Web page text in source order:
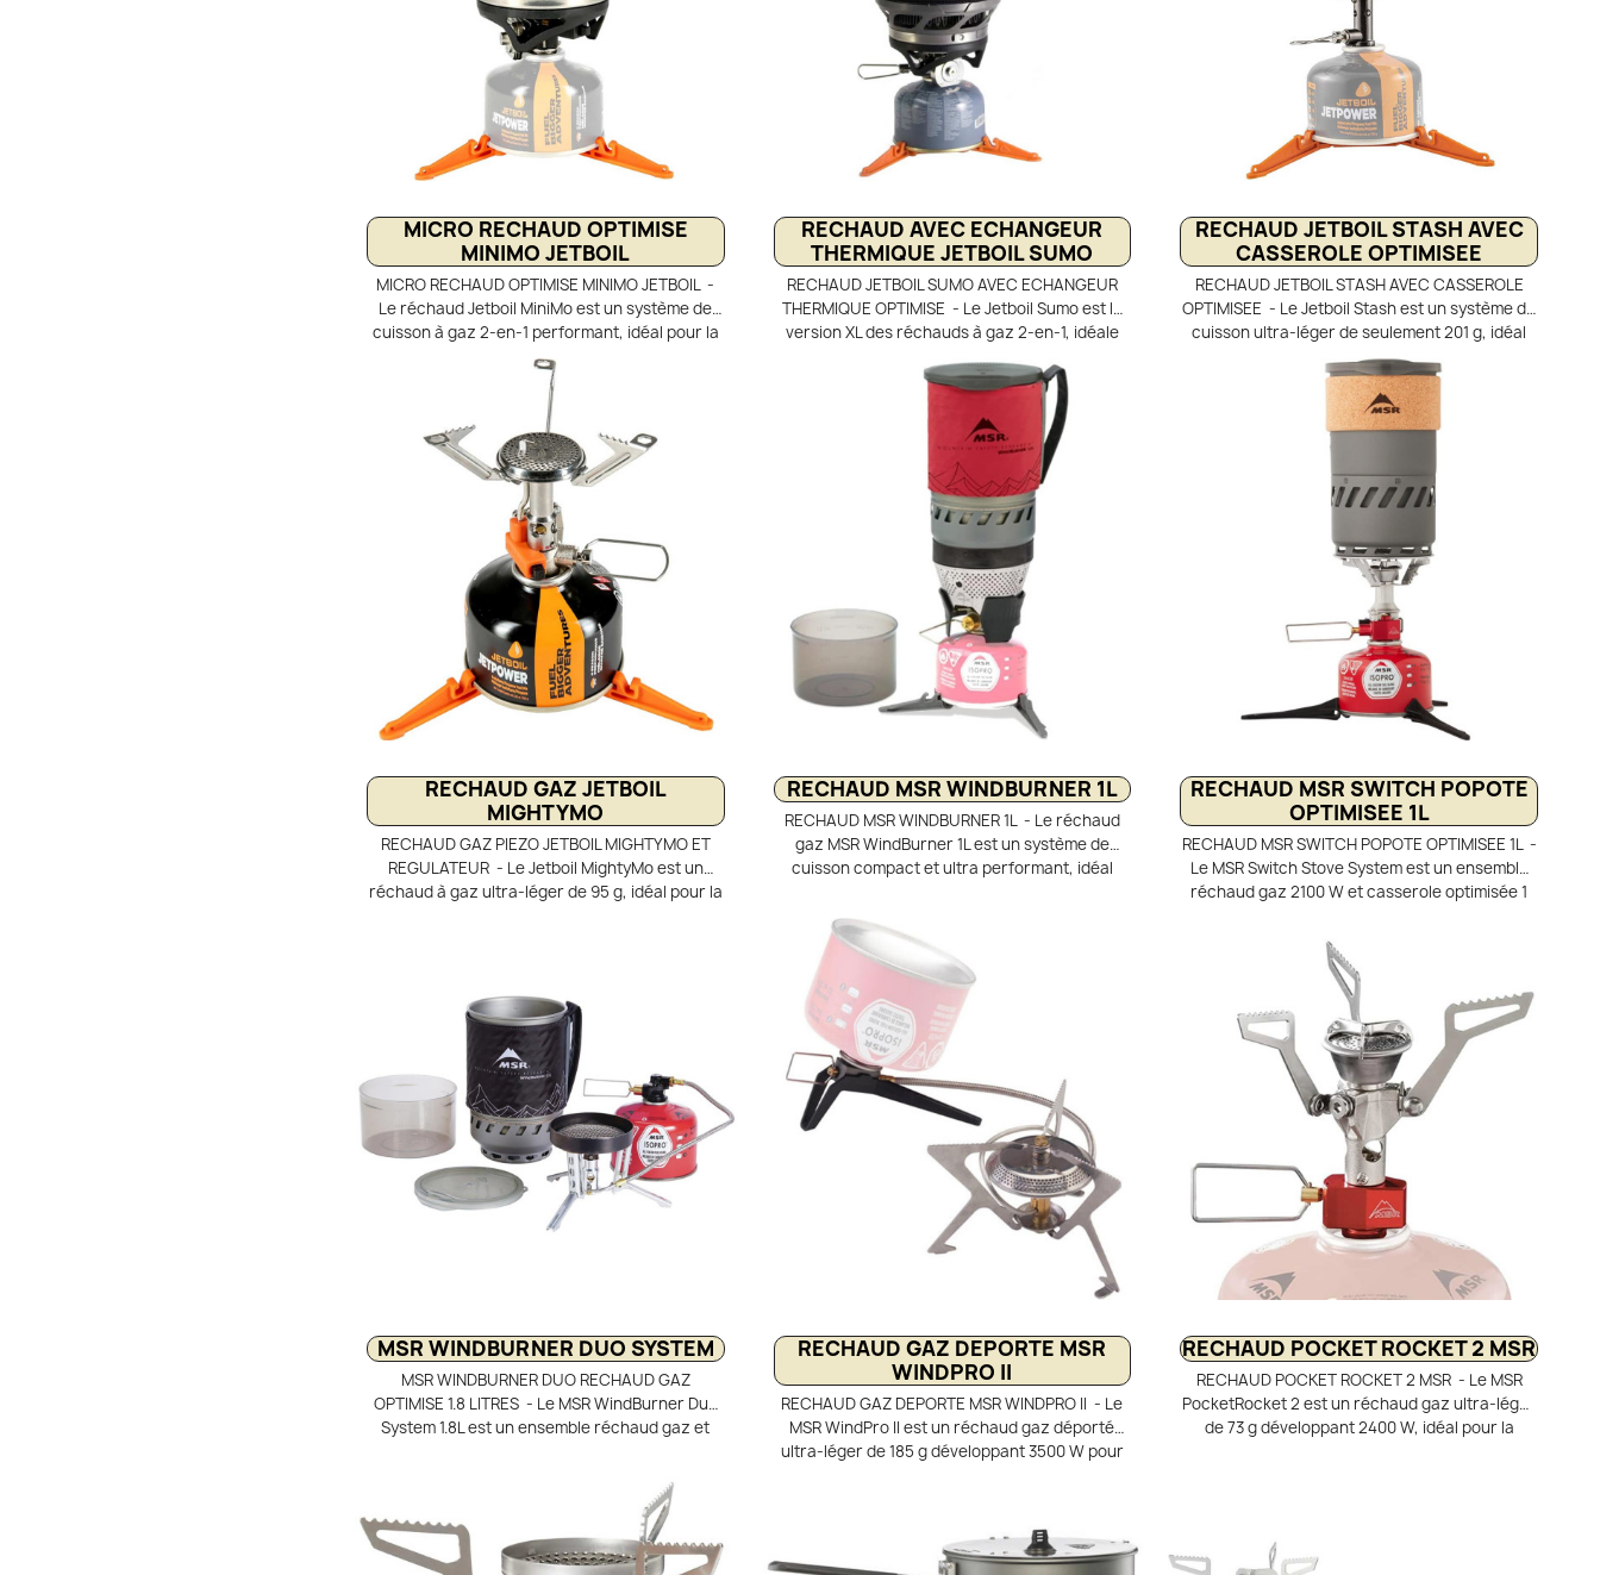
MICRO RECHAUD OPTIMISE
MINIMO JETBOIL
MICRO RECHAUD OPTIMISE MINIMO JETBOIL -
Le réchaud Jetboil MiniMo est un système de
cuisson à gaz 2-en-1 performant, idéal pour la
randonnée et le camping. Sa tasse large de 1 L
avec échangeur thermique FluxRing assure
une cuisson rapide et économe en gaz. Le
brûleur régulé maintient des performances
constantes jusqu’à –6 °C, même en altitude.
Polyvalent et compact, il permet de préparer
de vrais repas en bivouac.
RECHAUD AVEC ECHANGEUR
THERMIQUE JETBOIL SUMO
RECHAUD JETBOIL SUMO AVEC ECHANGEUR
THERMIQUE OPTIMISE - Le Jetboil Sumo est la
version XL des réchauds à gaz 2-en-1, idéale
groupe. Sa grande tasse de 1,8 L avec
échangeur thermique FluxRing assure une
cuisson rapide et une faible consommation de
gaz. Le brûleur de 1750 W avec allumage piézo
et réglage précis de la flamme garantit confort
et performance en extérieur. Compact et
complet, il se range entièrement dans la popote
avec une cartouche de 230 g pour un transport
optimisé.
RECHAUD JETBOIL STASH AVEC
CASSEROLE OPTIMISEE
RECHAUD JETBOIL STASH AVEC CASSEROLE
OPTIMISEE - Le Jetboil Stash est un système de
cuisson ultra-léger de seulement 201 g, idéal
pour la randonnée minimaliste et le bivouac. Il
combine un brûleur en titane et une casserole
FluxRing de 0,8 L pour une ébullition rapide en
2,5 minutes. Son design emboîtable optimise le
rangement dans le sac à dos, avec
stabilisateur de cartouche inclus. Un kit de
cuisson compact, performant et économe en
light.
RECHAUD GAZ JETBOIL
MIGHTYMO
RECHAUD GAZ PIEZO JETBOIL MIGHTYMO ET
REGULATEUR - Le Jetboil MightyMo est un
réchaud à gaz ultra-léger de 95 g, idéal pour la
Compact et stable, il dispose d’un allumage
piézo et de pieds repliables.
RECHAUD MSR WINDBURNER 1L
RECHAUD MSR WINDBURNER 1L - Le réchaud
gaz MSR WindBurner 1L est un système de
cuisson compact et ultra performant, idéal
brûleur à tête radiante et son échangeur
thermique intégré garantissent une efficacité
optimale, même en plein vent. La popote 1 litre
en aluminium anodisé avec housse isolante
assure une montée en température rapide et
homogène. Stable, puissant et peu
encombrant, il se range entièrement dans la
casserole avec une cartouche 100 g (non
fournie).
RECHAUD MSR SWITCH POPOTE
OPTIMISEE 1L
RECHAUD MSR SWITCH POPOTE OPTIMISEE 1L -
Le MSR Switch Stove System est un ensemble
réchaud gaz 2100 W et casserole optimisée 1
Léger (117 g), il porte 500 ml d’eau à ébullition
en 2 min 30 grâce à son régulateur de pression
performant. Polyvalent, il accepte casseroles
et poêles jusqu’à 20 cm de diamètre grâce à
ses supports dépliables. Compact et complet, il
s’emboîte pour le transport et peut accueillir
une cartouche de gaz 110 g.
MSR WINDBURNER DUO SYSTEM
MSR WINDBURNER DUO RECHAUD GAZ
OPTIMISE 1.8 LITRES - Le MSR WindBurner Duo
System 1.8L est un ensemble réchaud gaz et
brûleur à tête radiante avec coupe-vent
intégré et régulateur de pression assure une
performance constante même par vent fort ou
temps froid. La casserole 1,8 L antiadhésive
RECHAUD GAZ DEPORTE MSR
WINDPRO II
RECHAUD GAZ DEPORTE MSR WINDPRO II - Le
MSR WindPro II est un réchaud gaz déporté
ultra-léger de 185 g développant 3500 W pour
ou liquide garantit des performances optimales
par temps froid. Stable et compact, il est
RECHAUD POCKET ROCKET 2 MSR
RECHAUD POCKET ROCKET 2 MSR - Le MSR
PocketRocket 2 est un réchaud gaz ultra-léger
de 73 g développant 2400 W, idéal pour la
performance par vent modéré. Compact et
fiable, il est compatible avec la plupart des